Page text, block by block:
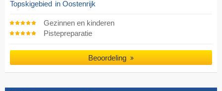
Topskigebied in Oostenrijk
Gezinnen en kinderen
Pistepreparatie
Beoordeling